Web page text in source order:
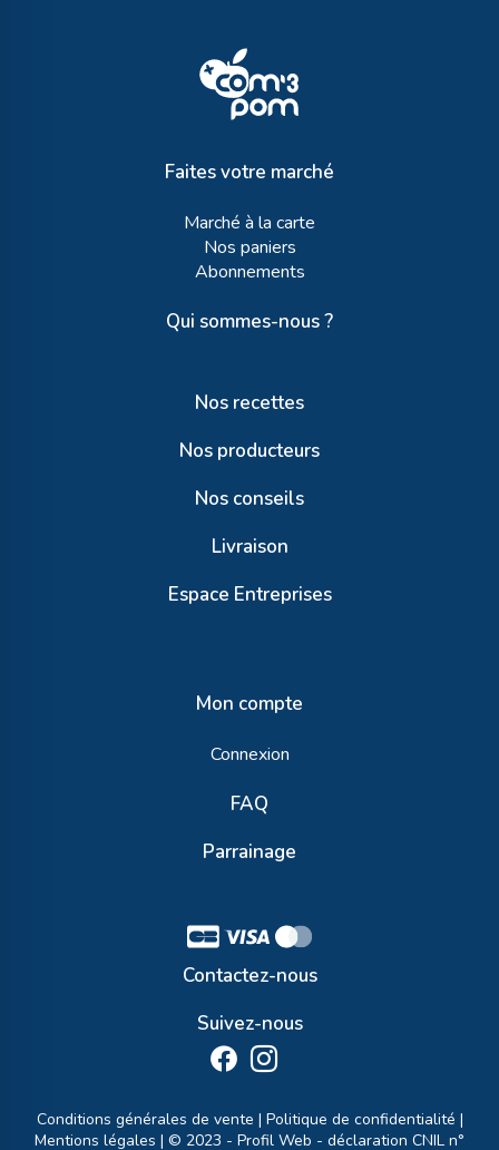
Faites votre marché
Marché à la carte
Nos paniers
Abonnements
Qui sommes-nous ?
Nos recettes
Nos producteurs
Nos conseils
Livraison
Espace Entreprises
Mon compte
Connexion
FAQ
Parrainage
Contactez-nous
Suivez-nous
Conditions générales de vente | Politique de confidentialité |
Mentions légales | © 2023 - Profil Web - déclaration CNIL n°